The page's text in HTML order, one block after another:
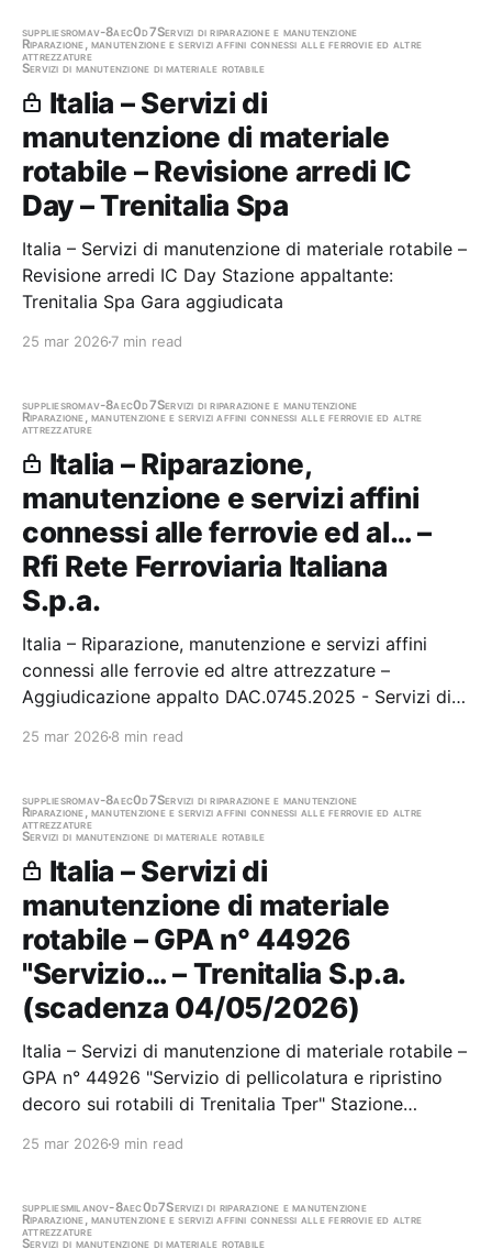
suppliesromav-8aec0d7Servizi di riparazione e manutenzione
Riparazione, manutenzione e servizi affini connessi alle ferrovie ed altre
attrezzature
Servizi di manutenzione di materiale rotabile
Italia – Servizi di
manutenzione di materiale
rotabile – Revisione arredi IC
Day – Trenitalia Spa
Italia – Servizi di manutenzione di materiale rotabile –
Revisione arredi IC Day Stazione appaltante:
Trenitalia Spa Gara aggiudicata
25 mar 2026 7 min read
suppliesromav-8aec0d7Servizi di riparazione e manutenzione
Riparazione, manutenzione e servizi affini connessi alle ferrovie ed altre
attrezzature
Italia – Riparazione,
manutenzione e servizi affini
connessi alle ferrovie ed al… –
Rfi Rete Ferroviaria Italiana
S.p.a.
Italia – Riparazione, manutenzione e servizi affini
connessi alle ferrovie ed altre attrezzature –
Aggiudicazione appalto DAC.0745.2025 - Servizi di
25 mar 2026 8 min read
suppliesromav-8aec0d7Servizi di riparazione e manutenzione
Riparazione, manutenzione e servizi affini connessi alle ferrovie ed altre
attrezzature
Servizi di manutenzione di materiale rotabile
Italia – Servizi di
manutenzione di materiale
rotabile – GPA n° 44926
"Servizio… – Trenitalia S.p.a.
(scadenza 04/05/2026)
Italia – Servizi di manutenzione di materiale rotabile –
GPA n° 44926 "Servizio di pellicolatura e ripristino
decoro sui rotabili di Trenitalia Tper" Stazione
25 mar 2026 9 min read
suppliesmilanov-8aec0d7Servizi di riparazione e manutenzione
Riparazione, manutenzione e servizi affini connessi alle ferrovie ed altre
attrezzature
Servizi di manutenzione di materiale rotabile